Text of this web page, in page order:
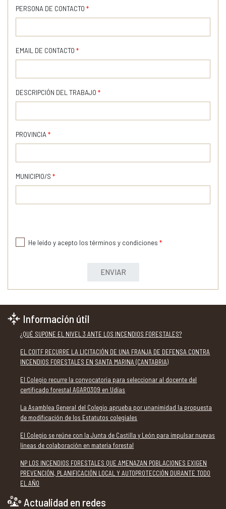
PERSONA DE CONTACTO *
EMAIL DE CONTACTO *
DESCRIPCIÓN DEL TRABAJO *
PROVINCIA *
MUNICIPIO/S *
He leído y acepto los términos y condiciones *
ENVIAR
Información útil
¿QUÉ SUPONE EL NIVEL 3 ANTE LOS INCENDIOS FORESTALES?
EL COITF RECURRE LA LICITACIÓN DE UNA FRANJA DE DEFENSA CONTRA
INCENDIOS FORESTALES EN SANTA MARINA (CANTABRIA)
El Colegio recurre la convocatoria para seleccionar al docente del
certificado forestal AGAR0309 en Udías
La Asamblea General del Colegio aprueba por unanimidad la propuesta
de modificación de los Estatutos colegiales
El Colegio se reúne con la Junta de Castilla y León para impulsar nuevas
líneas de colaboración en materia forestal
NP LOS INCENDIOS FORESTALES QUE AMENAZAN POBLACIONES EXIGEN
PREVENCIÓN, PLANIFICACIÓN LOCAL Y AUTOPROTECCIÓN DURANTE TODO
EL AÑO
Actualidad en redes